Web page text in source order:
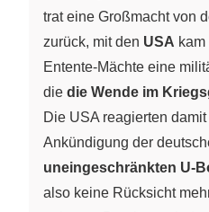
trat eine Großmacht von
zurück, mit den USA
Entente-Mächte eine
die die Wende im
Die USA reagierten
Ankündigung der
uneingeschränkten U-
also keine Rücksicht